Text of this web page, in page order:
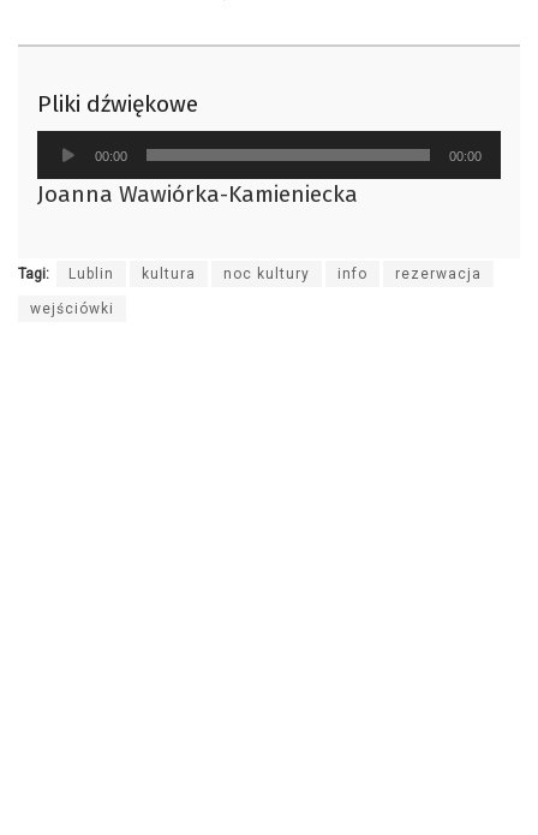
Pliki dźwiękowe
Odtwarzacz
plików
dźwiękowych
00:00 00:00
Joanna Wawiórka-Kamieniecka
Tagi: Lublin kultura noc kultury info rezerwacja
wejściówki